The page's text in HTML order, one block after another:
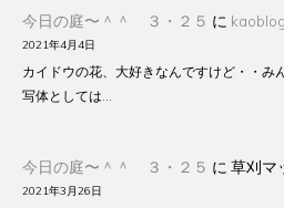
今日の庭〜＾＾ ３・２５ に
2021年4月4日
カイドウの花、大好きなんですけど・・み
写体としては…
今日の庭〜＾＾ ３・２５ に 草刈マ
2021年3月26日